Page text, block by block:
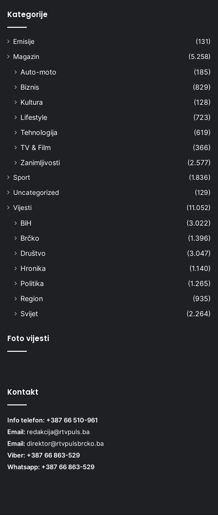
Kategorije
Emisije
(131)
Magazin
(5.258)
Auto-moto
(185)
Biznis
(829)
Kultura
(128)
Lifestyle
(723)
Tehnologija
(619)
TV & Film
(366)
Zanimljivosti
(2.577)
Sport
(1.836)
Uncategorized
(129)
Vijesti
(11.052)
BiH
(3.022)
Brčko
(1.396)
Društvo
(3.047)
Hronika
(1.140)
Politika
(1.265)
Region
(935)
Svijet
(2.264)
Foto vijesti
Kontakt
Info telefon: +387 66 510-961
Email: redakcija@rtvpuls.ba
Email: direktor@rtvpulsbrcko.ba
Viber: +387 66 863-529
Whatsapp: +387 66 863-529